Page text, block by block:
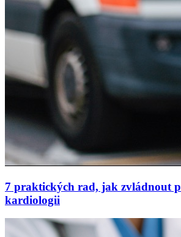
7 praktických rad, jak zvládnout
kardiologii